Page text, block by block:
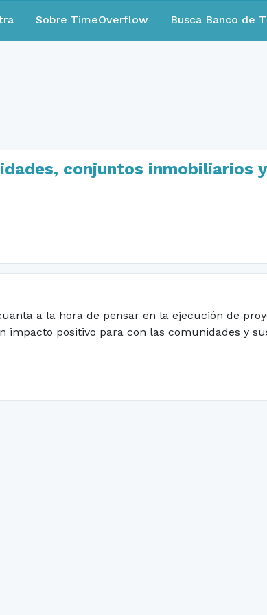
Sobre TimeOverflow Busca Banco de
conjuntos inmobiliarios y
a la hora de pensar en la ejecución de
impacto positivo para con las comunidades y